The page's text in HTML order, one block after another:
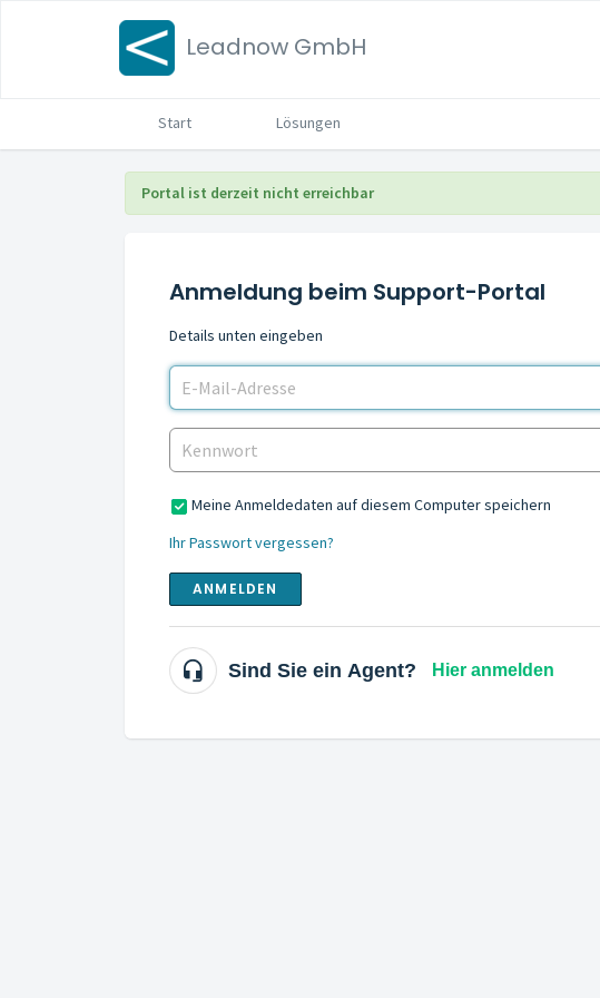
Leadnow GmbH
Start Lösungen
Portal ist derzeit nicht erreichbar
Anmeldung beim Support-Portal
Details unten eingeben
Meine Anmeldedaten auf diesem Computer speichern
Ihr Passwort vergessen?
ANMELDEN
Sind Sie ein Agent? Hier anmelden